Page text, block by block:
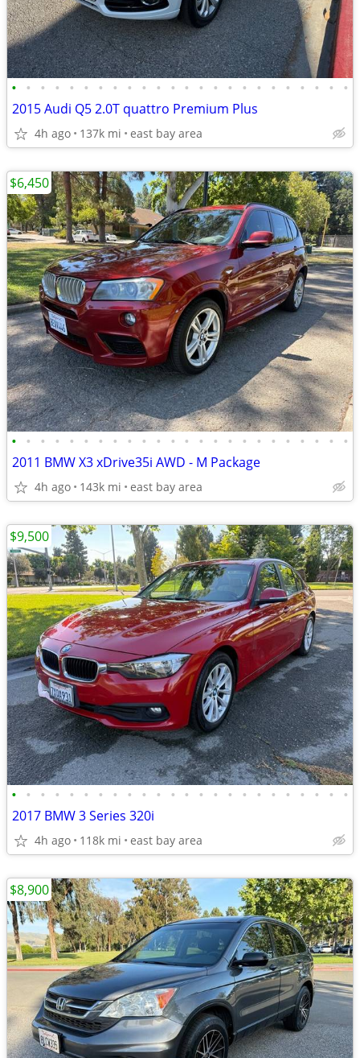
• • • • • • • • • • • • • • • • • • • • • • • •
2015 Audi Q5 2.0T quattro Premium Plus
4h ago 137k mi east bay area
• • • • • • • • • • • • • • • • • • • • • • • •
2011 BMW X3 xDrive35i AWD - M Package
4h ago 143k mi east bay area
$6,450
• • • • • • • • • • • • • • • • • • • • • • • •
2017 BMW 3 Series 320i
4h ago 118k mi east bay area
$9,500
$8,900